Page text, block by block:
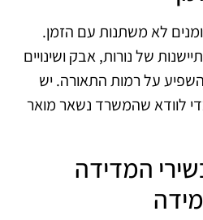
לא משתנות עם הזמן.
של נורות, אבק ושינויים
על רמות התאורה. יש
לוודא שהמשרד נשאר מואר
מכשירי המדידה